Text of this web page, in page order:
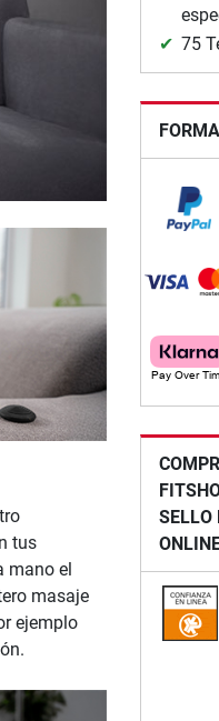
tus
mano el
masaje
ejemplo
75
SELLO